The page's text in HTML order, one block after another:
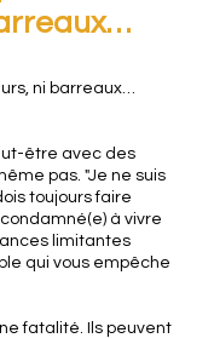
ni barreaux…
être avec des
pas. "Je ne suis
toujours faire
à vivre
limitantes
qui vous empêche
fatalité. Ils peuvent